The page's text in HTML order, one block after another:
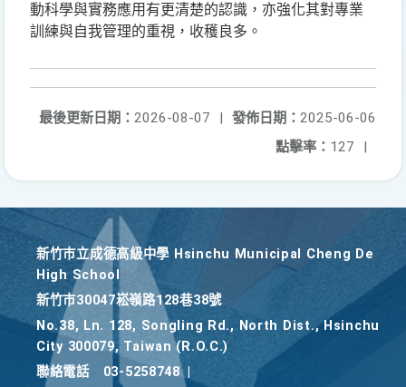
動科學與實務應用有更清楚的認識，亦強化其對專業
訓練與自我管理的重視，收穫良多。
發佈日期： 2025-06-06
最後更新日期： 2026-08-07
|
點擊率： 127 |
新竹巿立成德高級中學 Hsinchu Municipal Cheng De
High School
新竹巿30047崧嶺路128巷38號
No.38, Ln. 128, Songling Rd., North Dist., Hsinchu
City 300079, Taiwan (R.O.C.)
聯絡電話
03-5258748